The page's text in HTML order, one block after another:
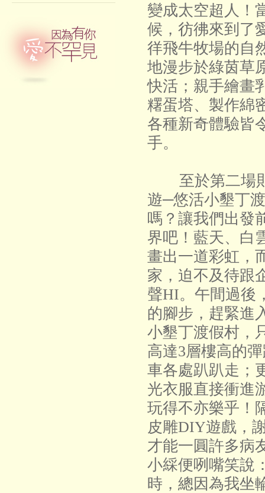
變成太空超人！
候，彷彿來到了
徉飛牛牧場的自
地漫步於綠茵草
快活；親手繪畫
糬蛋塔、製作綿
各種新奇體驗皆
手。
至於第二場則
遊─悠活小墾丁
嗎？讓我們出發
界吧！藍天、白
畫出一道彩虹，
家，迫不及待跟
聲HI。午間過後
的腳步，趕緊進
小墾丁渡假村，
高達3層樓高的
車各處趴趴走；
光衣服直接衝進
玩得不亦樂乎！
皮雕DIY遊戲，
才能一圓許多病
小綵便咧嘴笑說
時，總因為我坐